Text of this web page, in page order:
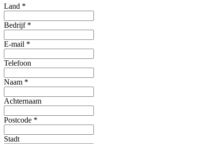
Land *
Bedrijf *
E-mail *
Telefoon
Naam *
Achternaam
Postcode *
Stadt